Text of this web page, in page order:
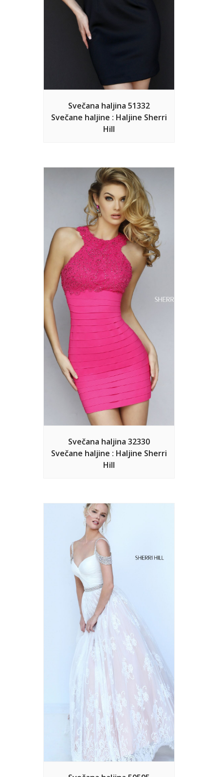
Svečana haljina 51332
Svečane haljine : Haljine Sherri
Hill
Svečana haljina 32330
Svečane haljine : Haljine Sherri
Hill